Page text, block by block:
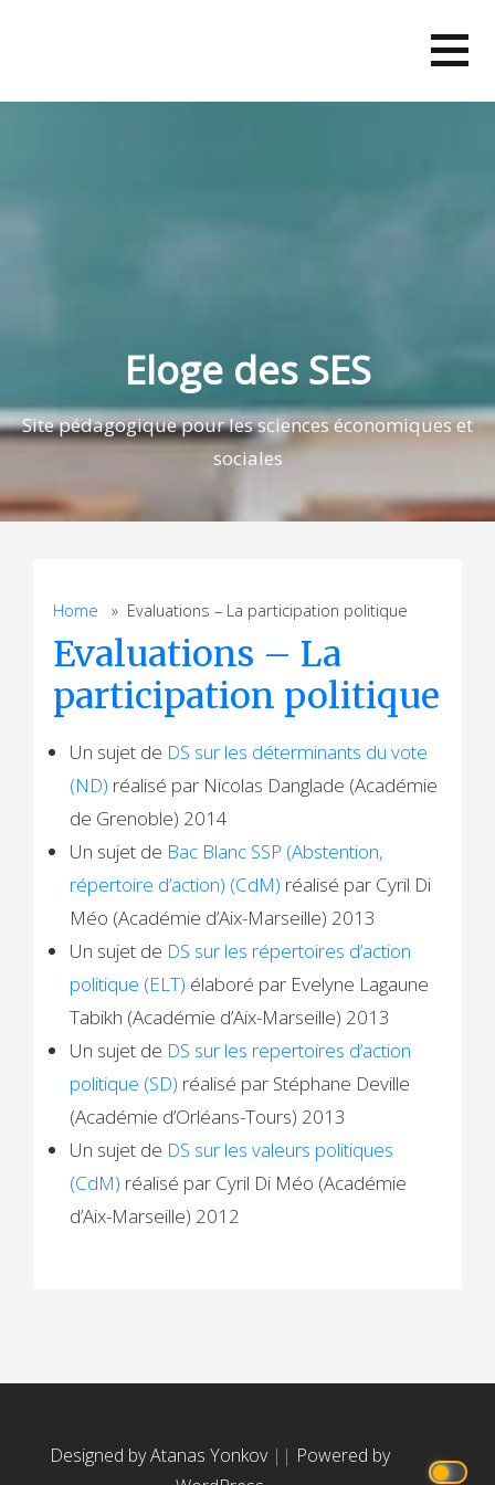
Eloge des SES
Site pédagogique pour les sciences économiques et
sociales
Home » Evaluations – La participation politique
Evaluations – La
participation politique
Un sujet de DS sur les déterminants du vote
(ND) réalisé par Nicolas Danglade (Académie
de Grenoble) 2014
Un sujet de Bac Blanc SSP (Abstention,
répertoire d’action) (CdM) réalisé par Cyril Di
Méo (Académie d’Aix-Marseille) 2013
Un sujet de DS sur les répertoires d’action
politique (ELT) élaboré par Evelyne Lagaune
Tabikh (Académie d’Aix-Marseille) 2013
Un sujet de DS sur les repertoires d’action
politique (SD) réalisé par Stéphane Deville
(Académie d’Orléans-Tours) 2013
Un sujet de DS sur les valeurs politiques
(CdM) réalisé par Cyril Di Méo (Académie
d’Aix-Marseille) 2012
Designed by Atanas Yonkov || Powered by